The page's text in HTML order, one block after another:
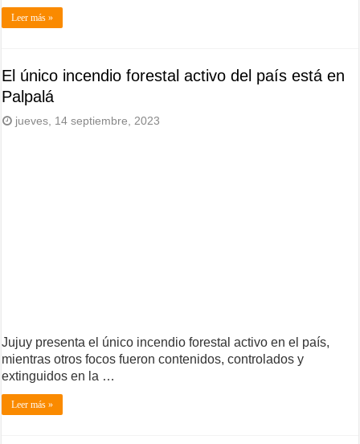
Leer más »
El único incendio forestal activo del país está en
Palpalá
jueves, 14 septiembre, 2023
Jujuy presenta el único incendio forestal activo en el país,
mientras otros focos fueron contenidos, controlados y
extinguidos en la …
Leer más »